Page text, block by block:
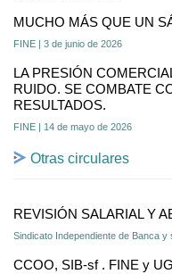
MUCHO MÁS QUE UN
FINE | 3 de junio de 2026
LA PRESIÓN
RUIDO. SE COMBATE
RESULTADOS.
FINE | 14 de mayo de 2026
Otras circulares
REVISIÓN SALARIAL Y
Sindicato Independiente de Banca
CCOO, SIB-sf . FINE y